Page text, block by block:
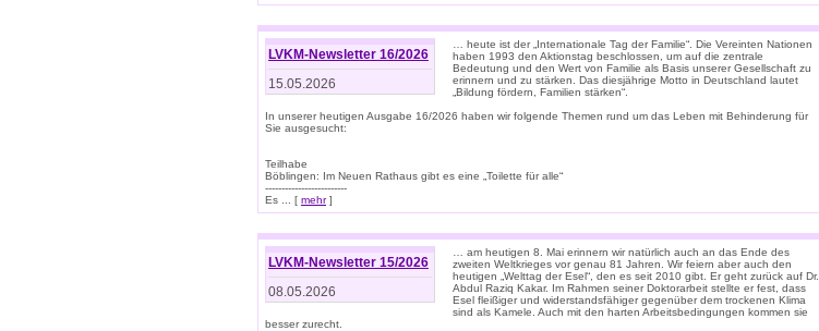
LVKM-Newsletter 16/2026
15.05.2026
… heute ist der „Internationale Tag der Familie“. Die Vereinten Nationen
haben 1993 den Aktionstag beschlossen, um auf die zentrale
Bedeutung und den Wert von Familie als Basis unserer Gesellschaft zu
erinnern und zu stärken. Das diesjährige Motto in Deutschland lautet
„Bildung fördern, Familien stärken“.
In unserer heutigen Ausgabe 16/2026 haben wir folgende Themen rund um das Leben mit Behinderung für
Sie ausgesucht:
Teilhabe
Böblingen: Im Neuen Rathaus gibt es eine „Toilette für alle“
-------------------------
Es ... [ mehr]
LVKM-Newsletter 15/2026
08.05.2026
… am heutigen 8. Mai erinnern wir natürlich auch an das Ende des
zweiten Weltkrieges vor genau 81 Jahren. Wir feiern aber auch den
heutigen „Welttag der Esel“, den es seit 2010 gibt. Er geht zurück auf Dr.
Abdul Raziq Kakar. Im Rahmen seiner Doktorarbeit stellte er fest, dass
Esel fleißiger und widerstandsfähiger gegenüber dem trockenen Klima
sind als Kamele. Auch mit den harten Arbeitsbedingungen kommen sie
besser zurecht.